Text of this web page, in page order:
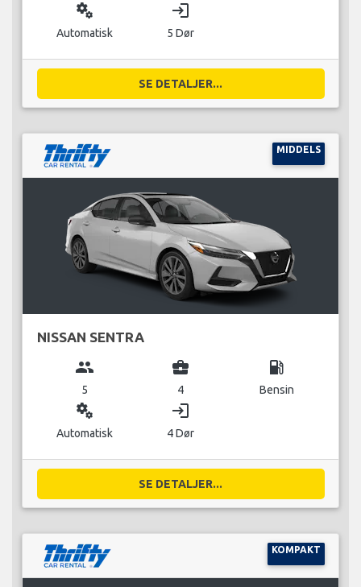
miscellaneous_services
Automatisk
login
5 Dør
SE DETALJER...
MIDDELS
NISSAN SENTRA
group
5
business_center
4
local_gas_station
Bensin
miscellaneous_services
Automatisk
login
4 Dør
SE DETALJER...
KOMPAKT